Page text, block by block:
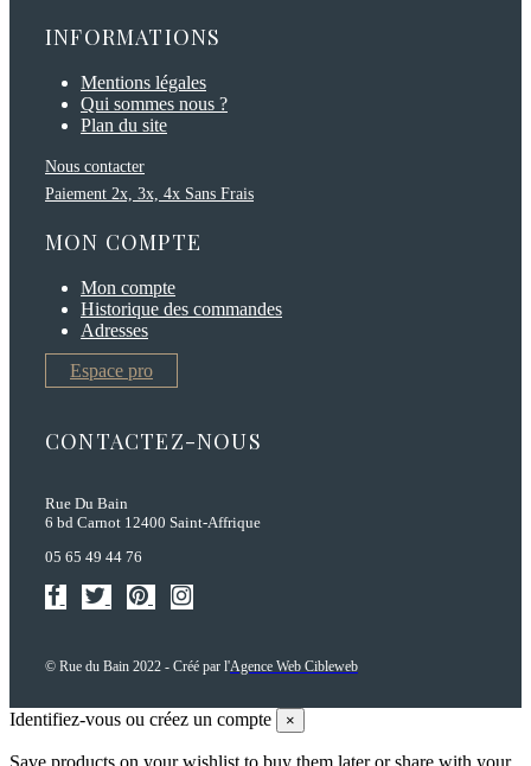
INFORMATIONS
Mentions légales
Qui sommes nous ?
Plan du site
Nous contacter
Paiement 2x, 3x, 4x Sans Frais
MON COMPTE
Mon compte
Historique des commandes
Adresses
Espace pro
CONTACTEZ-NOUS
Rue Du Bain
6 bd Carnot 12400 Saint-Affrique
05 65 49 44 76
© Rue du Bain 2022 - Créé par l'Agence Web Cibleweb
Identifiez-vous ou créez un compte ×
Save products on your wishlist to buy them later or share with your